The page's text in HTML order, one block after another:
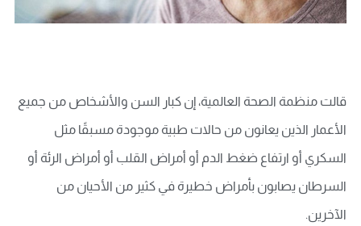
قالت منظمة الصحة العالمية، إن كبار السن والأشخاص من جميع
الأعمار الذين يعانون من حالات طبية موجودة مسبقًا مثل
السكري أو ارتفاع ضغط الدم أو أمراض القلب أو أمراض الرئة أو
السرطان يصابون بأمراض خطيرة في كثير من الأحيان من
الآخرين.